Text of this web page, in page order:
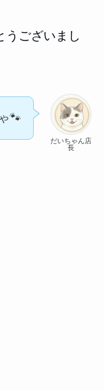
うございまし
だいちゃん店
長
🐾